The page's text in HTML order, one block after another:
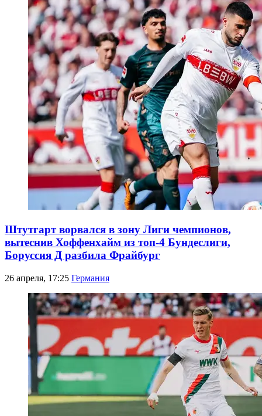
Штутгарт ворвался в зону Лиги чемпионов,
вытеснив Хоффенхайм из топ-4 Бундеслиги,
Боруссия Д разбила Фрайбург
26 апреля, 17:25 Германия